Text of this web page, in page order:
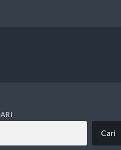
Cari